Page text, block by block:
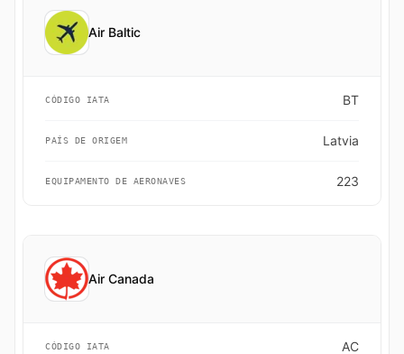
Air Baltic
CÓDIGO IATA BT
PAÍS DE ORIGEM Latvia
EQUIPAMENTO DE AERONAVES 223
Air Canada
CÓDIGO IATA AC